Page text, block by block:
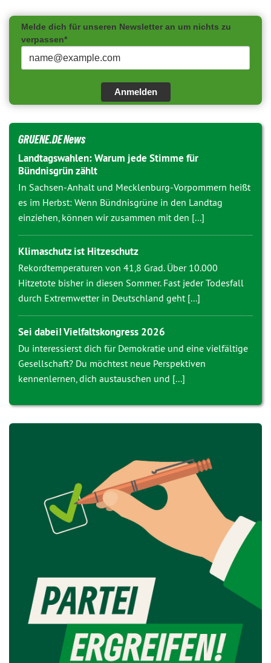
Melde dich für unseren Newsletter an um nichts zu
verpassen*
Anmelden
GRUENE.DE News
Landtagswahlen: Warum jede Stimme für
Bündnisgrün zählt
In Sachsen-Anhalt und Mecklenburg-Vorpommern heißt
es im Herbst: Wenn Bündnisgrüne in den Landtag
einziehen, können wir zusammen mit den [...]
Klimaschutz ist Hitzeschutz
Rekordtemperaturen von 41,8 Grad. Über 10.000
Hitzetote bisher in diesen Sommer. Fast jeder Todesfall
durch Extremwetter in Deutschland geht [...]
Sei dabei! Vielfaltskongress 2026
Du interessierst dich für Demokratie und eine vielfältige
Gesellschaft? Du möchtest neue Perspektiven
kennenlernen, dich austauschen und [...]